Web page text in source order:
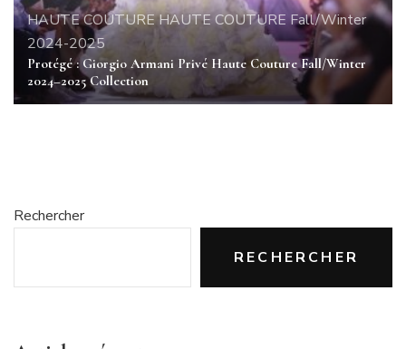
HAUTE COUTUREHAUTE COUTURE Fall/Winter
2024-2025
Protégé : Giorgio Armani Privé Haute Couture Fall/Winter
2024–2025 Collection
Rechercher
RECHERCHER